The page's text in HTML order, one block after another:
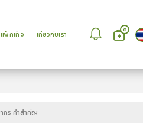
แพ็คเก็จ เกี่ยวกับเรา
0